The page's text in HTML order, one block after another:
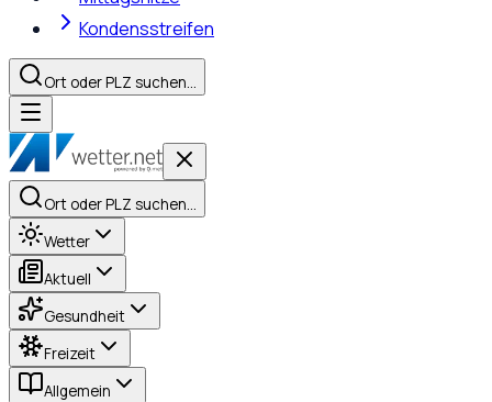
Kondensstreifen
Ort oder PLZ suchen…
Ort oder PLZ suchen…
Wetter
Aktuell
Gesundheit
Freizeit
Allgemein